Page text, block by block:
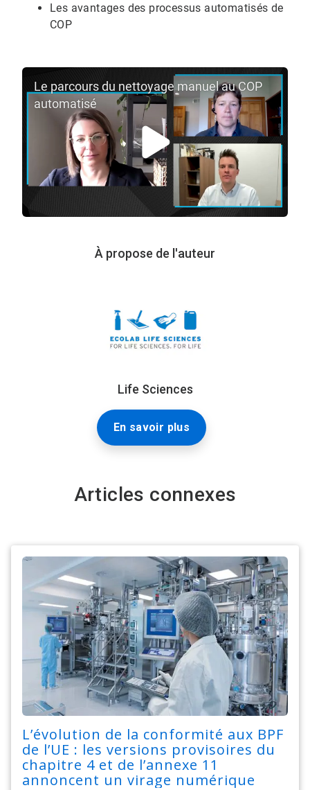
Les avantages des processus automatisés de
COP
Le parcours du nettoyage manuel au COP
automatisé
À propose de l'auteur
Life Sciences
En savoir plus
Articles connexes
L’évolution de la conformité aux BPF
de l’UE : les versions provisoires du
chapitre 4 et de l’annexe 11
annoncent un virage numérique